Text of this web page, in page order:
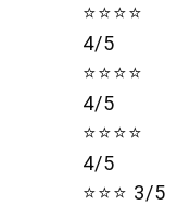
⭐⭐⭐⭐
4/5
⭐⭐⭐⭐
4/5
⭐⭐⭐⭐
4/5
⭐⭐⭐ 3/5